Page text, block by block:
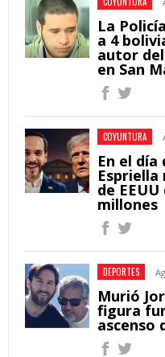
La
a 4
autor
en San
COYUNTURA
En el
de
millones
DEPORTES
Murió
figura
ascenso